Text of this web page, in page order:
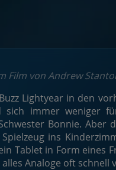
Film von Andrew
Lightyear in den
immer weniger
Bonnie.
ins
Tablet in Form eines
Analoge oft